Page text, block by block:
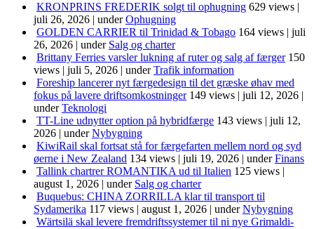
KRONPRINS FREDERIK solgt til ophugning 629 views |
juli 26, 2026 | underOphugning
GOLDEN CARRIER til Trinidad & Tobago 164 views | juli
26, 2026 | under Salg og charter
Brittany Ferries varsler lukning af ruter og salg af færger 150
views | juli 5, 2026 | underTrafik information
Foreship lancerer nyt færgedesign til det græske øhav med
fokus på lavere driftsomkostninger 149 views | juli 12, 2026 |
underTeknologi
TT-Line udnytter option på hybridfærge 143 views | juli 12,
2026 | underNybygning
KiwiRail skal fortsat stå for færgefarten mellem nord og syd
øerne i New Zealand 134 views | juli 19, 2026 | underFinans
Tallink chartrer ROMANTIKA ud til Italien 125 views |
august 1, 2026 | under Salg og charter
Buquebus: CHINA ZORRILLA klar til transport til
Sydamerika 117 views | august 1, 2026 | underNybygning
Wärtsilä skal levere fremdriftssystemer til ni nye Grimaldi-